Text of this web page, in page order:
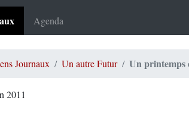
Agenda
Journaux Un autre Futur Un printemps
2011